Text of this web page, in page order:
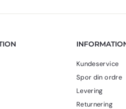
Kundeservice
Spor din ordre
Levering
Returnering